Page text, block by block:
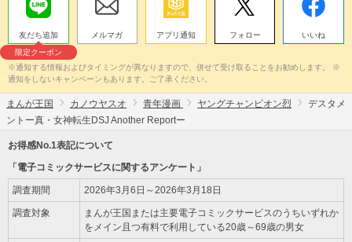
友だち追加
限定クーポン
メルマガ アプリ通知 フォロー いいね
※通知する情報およびタイミングが異なりますので、併せて受け取ることをお勧めします。 ※
通知をしないキャンペーンもあります。ご了承ください。
まんが王国 カノウヤスオ 青年漫画 ヤングチャンピオン烈
デスタメ
ントー真・女神転生DSJ Another Reportー
お得感No.1表記について
「電子コミックサービスに関するアンケート」
調査期間 2026年3月6日～2026年3月18日
調査対象
まんが王国または主要電子コミックサービスのうちいずれか
をメイン且つ有料で利用している20歳～69歳の男女